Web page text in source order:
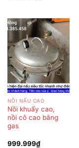
NỒI NẤU CAO
Nồi khuấy cao,
nồi cô cao bằng
gas
999.999₫